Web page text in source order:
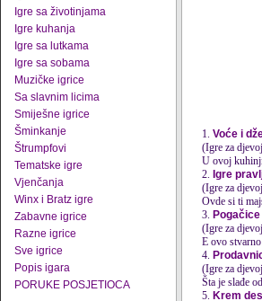
Igre sa životinjama
Igre kuhanja
Igre sa lutkama
Igre sa sobama
Muzičke igrice
Sa slavnim licima
Smiješne igrice
Šminkanje
Štrumpfovi
Tematske igre
Vjenčanja
Winx i Bratz igre
Zabavne igrice
Razne igrice
Sve igrice
Popis igara
PORUKE POSJETIOCA
1. Voće i
(Igre za
U ovoj
2. Igre
(Igre za
Ovde si ti
3.
(Igre za
E ovo
4.
(Igre za
Šta je slađe
5. Krem